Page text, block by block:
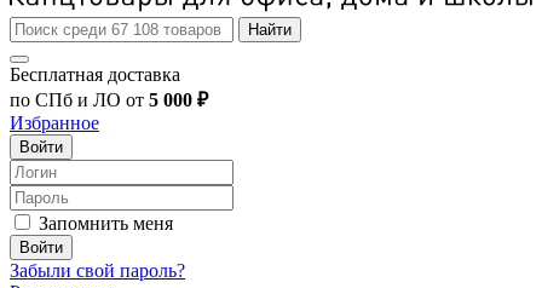
Найти
Бесплатная доставка
по СПб и ЛО от 5 000 ₽
Избранное
Войти
Запомнить меня
Войти
Забыли свой пароль?